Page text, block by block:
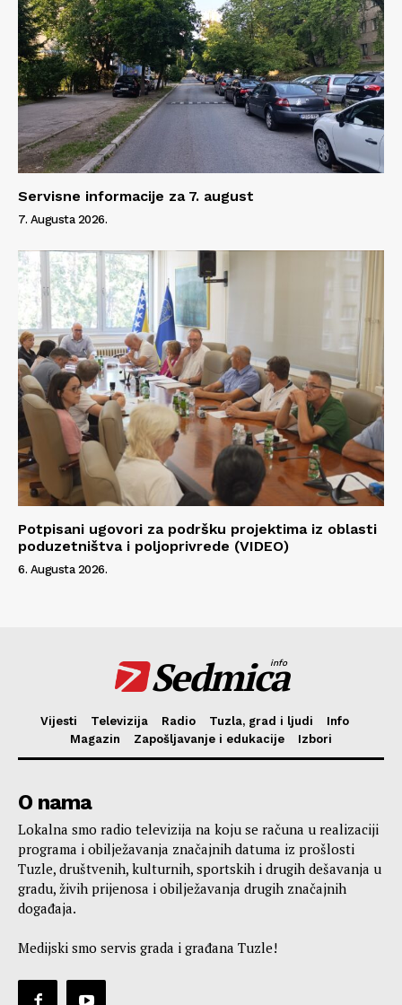
Servisne informacije za 7. august
7. Augusta 2026.
Potpisani ugovori za podršku projektima iz oblasti
poduzetništva i poljoprivrede (VIDEO)
6. Augusta 2026.
Sedmica
info
Vijesti Televizija Radio Tuzla, grad i ljudi
Info
Magazin
Zapošljavanje i edukacije Izbori
O nama
Lokalna smo radio televizija na koju se računa u realizaciji
programa i obilježavanja značajnih datuma iz prošlosti
Tuzle, društvenih, kulturnih, sportskih i drugih dešavanja u
gradu, živih prijenosa i obilježavanja drugih značajnih
događaja.
Medijski smo servis grada i građana Tuzle!